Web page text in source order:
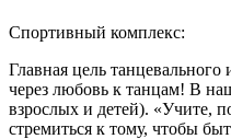
Спортивный комплекс:
Главная цель
через любовь к танцам! В
взрослых и детей). «Учите,
стремиться к тому, чтобы